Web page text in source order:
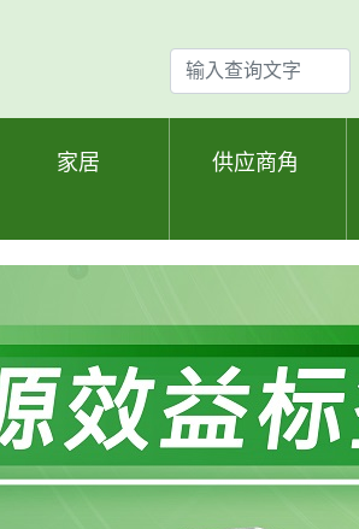
输
入
查
家居 供应商角